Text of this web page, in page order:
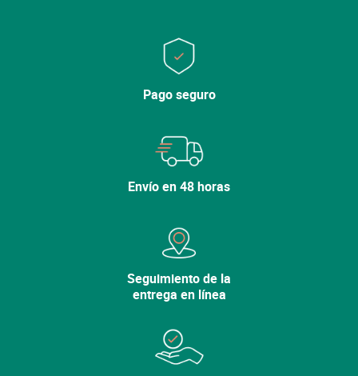
Seguir comprando
Ver mi cesta
Lo sentimos, la variedad ya no está en el
Descubra nuestras otras
variedades.
Pago seguro
Envío en 48 horas
Seguimiento de la
entrega en línea